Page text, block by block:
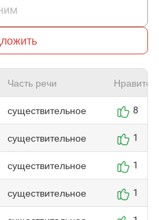
Часть речи Нравится
существительное 8
существительное 1
существительное 1
существительное 1